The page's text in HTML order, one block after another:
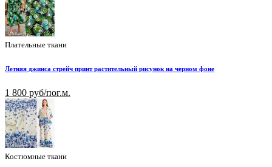
Плательные ткани
Летняя джинса стрейч принт растительный рисунок на черном фоне
1 800 руб/пог.м.
Костюмные ткани